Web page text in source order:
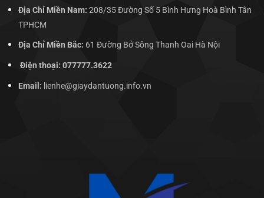
Địa Chỉ Miền Nam: 208/35 Đường Số 5 Bình Hưng Hoà Bình Tân
TPHCM
Địa Chỉ Miền Bắc: 61 Đường Bở Sông Thanh Oai Hà Nội
Điện thoại: 077777.3622
Email: lienhe@giaydantuong.info.vn